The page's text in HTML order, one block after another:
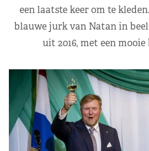
een laatste keer om te
blauwe jurk van Natan in
uit 2016, met een